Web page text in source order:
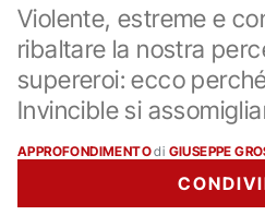
Violente, estreme e
ribaltare la nostra
supereroi: ecco
Invincible si
APPROFONDIMENTOdi GIUSEPPE